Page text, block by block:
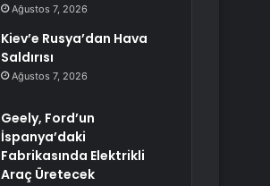
Ağustos 7, 2026
Kiev’e Rusya’dan Hava
Saldırısı
Ağustos 7, 2026
Geely, Ford’un
İspanya’daki
Fabrikasında Elektrikli
Araç Üretecek